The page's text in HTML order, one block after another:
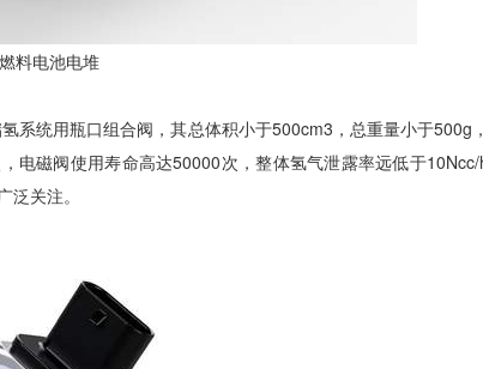
料电池电堆
系统用瓶口组合阀，其总体积小于500cm3，总重量小于500g
电磁阀使用寿命高达50000次，整体氢气泄露率远低于
关注。